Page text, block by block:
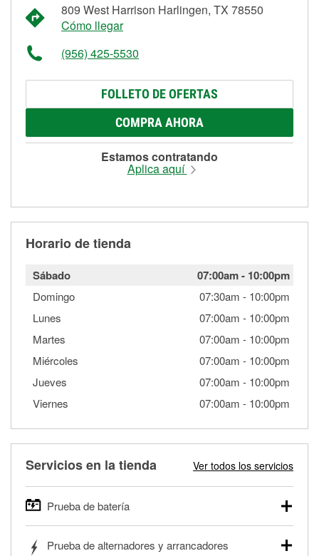
809 West Harrison Harlingen, TX 78550
Cómo llegar
(956) 425-5530
FOLLETO DE OFERTAS
COMPRA AHORA
Estamos contratando
Aplica aquí
Horario de tienda
Sábado 07:00am- 10:00pm
Domingo 07:30am - 10:00pm
Lunes
07:00am - 10:00pm
Martes
07:00am - 10:00pm
Miércoles
07:00am - 10:00pm
Jueves
07:00am - 10:00pm
Viernes
07:00am - 10:00pm
Servicios en la tienda Ver todos los servicios
Prueba de batería
autos, camionetas, SUVs, vehículos comerciales y
Prueba de alternadores y arrancadores